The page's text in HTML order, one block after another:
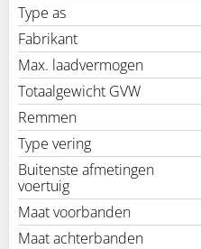
Type as
Fabrikant
Max. laadvermogen
Totaalgewicht GVW
Remmen
Type vering
Buitenste afmetingen
voertuig
Maat voorbanden
Maat achterbanden